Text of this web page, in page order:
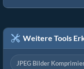
Weitere Tools
JPEG Bilder